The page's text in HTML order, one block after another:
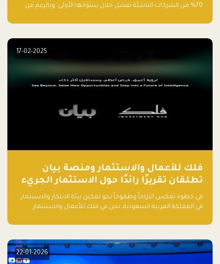
70% من الشركات الناشئة تفشل خلال سنواتها الأولى. وبالرغم من
الكثيرون في بداية رحلتهم، وهي التي قد تعرقل نجاحهم. في هذا
17-02-2025
فلك للأعمال والاستثمار ومنصة بيان
تطلقان تقريرًا رائدًا حول الاستثمار الجريء
في الذكاء الاصطناعي بالمملكة العربية
السعودية
في خطوة تعكس التزاماً وطموحاً نحو تمكين بيئة الابتكار والاستثمار
في المملكة العربية السعودية, نحن في فلك للأعمال والاستثمار
الذكاء الاصطناعي: خارطة الطريق للمستثمرين ورواد الأعمال في
22-01-2026